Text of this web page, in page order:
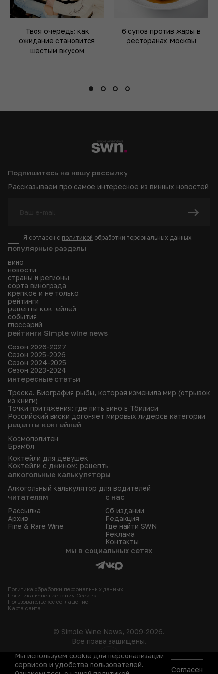
Твоя очередь: как
ожидание становится
шестым вкусом
6 супов против жары в
ресторанах Москвы
популярные разделы
вино
новости
страны и регионы
сорта винограда
крепкое и не только
рейтинги
рецепты коктейлей
события
глоссарий
рейтинги Simple wine news
Сезон 2026-2027
Сезон 2025-2026
Сезон 2024-2025
Сезон 2023-2024
интересные статьи
Треска. Биография рыбы, которая изменила мир (отрывок
из книги)
Точки притяжения: где пить вино в Тбилиси
Российский виски догоняет мировых лидеров категории
рецепты коктейлей
Космополитен
Брамбл
Коктейли для девушек
Коктейли с джином: рецепты
алкогольные калькуляторы
Алкогольный калькулятор для водителей
читателям
Рассылка
Архив
Fine & Rare Wine
о нас
Об издании
Редакция
Где найти SWN
Реклама
Контакты
Подпишитесь на нашу рассылку
Рассказываем про самое интересное из винных новостей
Я согласен с политикой обработки персональных данных
мы в социальных сетях
Политика обработки персональных данных
Политика использования Сookies
Пользовательское соглашение
Карта сайта
18+
© Simple Wine News, 2009-2026.
Все права защищены.
Мы используем cookie для персонализации
сервисов и удобства пользователей.
Согласен